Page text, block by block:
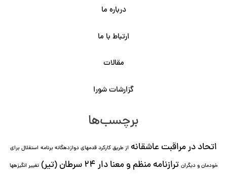
درباره ما
ارتباط با ما
مقالات
گزارشات شورا
برچسب‌ها
اتحاد در مراقبت عاشقانه از طریق کارکرد قدمهای دوازده⁯گانه برنامه استقلال برای
خودمان و دیگران ترازنامه منظم و معنا دار ٢۴ سرطان (تیر)
تغییر انگیزه⁯ها